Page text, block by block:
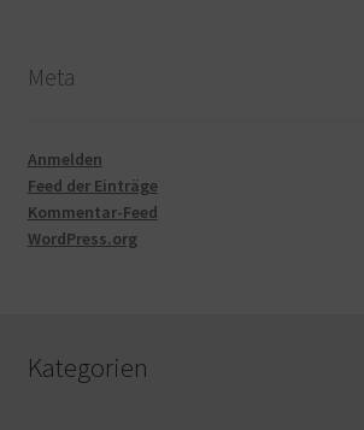
Meta
Anmelden
Feed der Einträge
Kommentar-Feed
WordPress.org
Kategorien